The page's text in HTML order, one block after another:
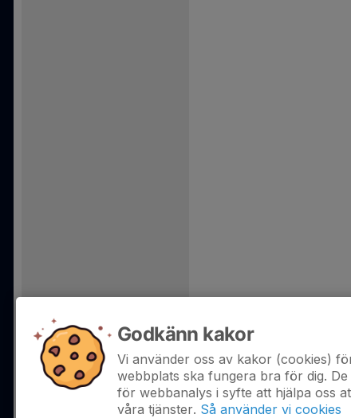
Godkänn kakor
Vi använder oss av kakor (cookies)
webbplats ska fungera bra för dig. De
för webbanalys i syfte att hjälpa oss
våra tjänster. Så använder vi cookies